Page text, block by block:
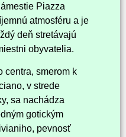
Piazza
atmosféru a je
deň stretávajú
obyvatelia.
centra, smerom k
v strede
sa nachádza
gotickým
pevnosť